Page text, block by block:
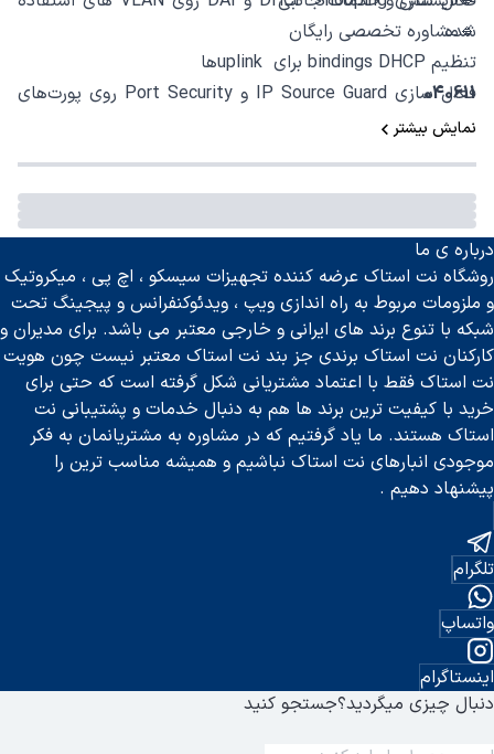
‌شده
تنظیم bindings DHCP برای uplinkها
فعال ‌سازی IP Source Guard و Port Security روی پورت‌های
کاربری
🔹مشاوره تخصصی رایگان
040611
نمایش بیشتر
درباره ی ما
روشگاه نت استاک عرضه کننده تجهیزات سیسکو ، اچ پی ، میکروتیک
و ملزومات مربوط به راه اندازی ویپ ، ویدئوکنفرانس و پیجینگ تحت
شبکه با تنوع برند های ایرانی و خارجی معتبر می باشد. برای مدیران و
کارکنان نت استاک برندی جز بند نت استاک معتبر نیست چون هویت
نت استاک فقط با اعتماد مشتریانی شکل گرفته است که حتی برای
خرید با کیفیت ترین برند ها هم به دنبال خدمات و پشتیبانی نت
استاک هستند. ما یاد گرفتیم که در مشاوره به مشتریانمان به فکر
موجودی انبارهای نت استاک نباشیم و همیشه مناسب ترین را
پیشنهاد دهیم .
تلگرام
واتساپ
اینستاگرام
دنبال چیزی میگردید؟جستجو کنید